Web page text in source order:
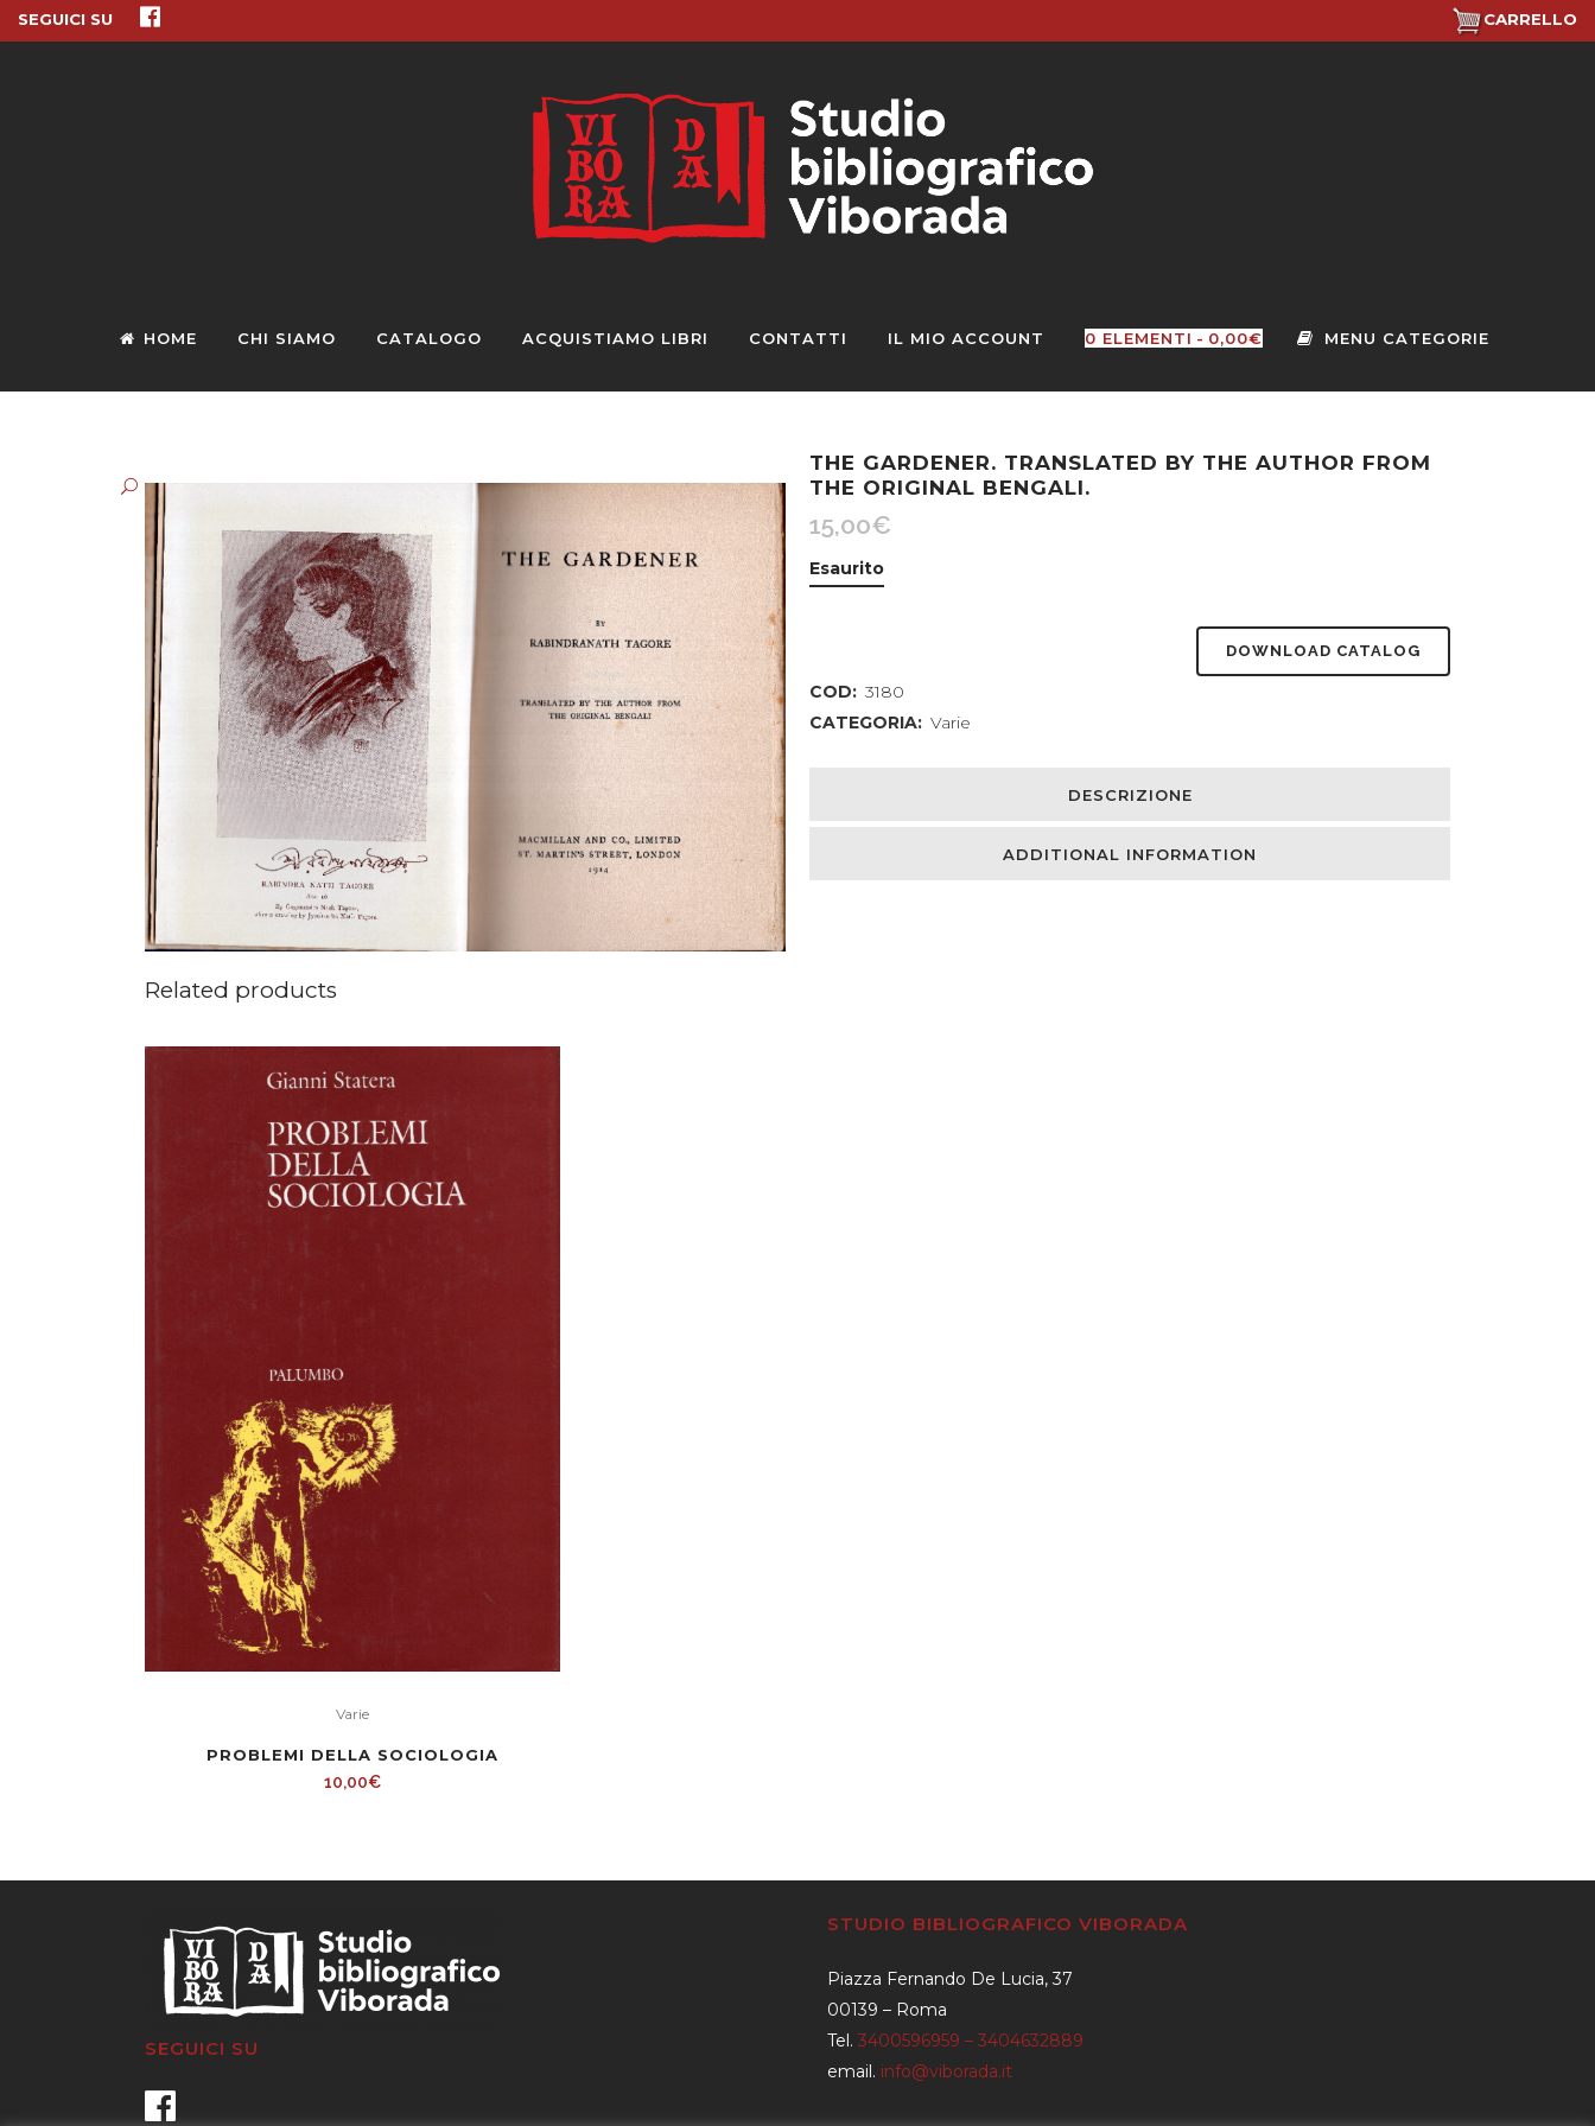
SEGUICI SU CARRELLO
HOME CHI SIAMO CATALOGO ACQUISTIAMO LIBRI CONTATTI IL MIO ACCOUNT 0 ELEMENTI 0,00€
THE GARDENER. TRANSLATED BY THE AUTHOR FROM
THE ORIGINAL BENGALI.
15,00€
Esaurito
DOWNLOAD CATALOG
COD: 3180
CATEGORIA: Varie
DESCRIZIONE
ADDITIONAL INFORMATION
Related products
Varie
PROBLEMI DELLA SOCIOLOGIA
10,00€
SEGUICI SU
STUDIO BIBLIOGRAFICO VIBORADA
Piazza Fernando De Lucia, 37
00139 – Roma
Tel. 3400596959 – 3404632889
email. info@viborada.it